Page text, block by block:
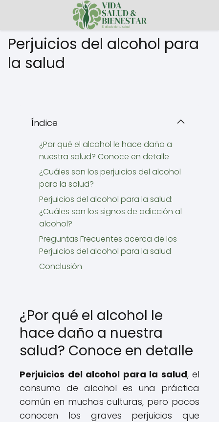
Perjuicios del alcohol para
la salud
Índice
¿Por qué el alcohol le hace daño a
nuestra salud? Conoce en detalle
¿Cuáles son los perjuicios del alcohol
para la salud?
Perjuicios del alcohol para la salud:
¿Cuáles son los signos de adicción al
alcohol?
Preguntas Frecuentes acerca de los
Perjuicios del alcohol para la salud
Conclusión
¿Por qué el alcohol le
hace daño a nuestra
salud? Conoce en detalle
Perjuicios del alcohol para la salud, el
consumo de alcohol es una práctica
común en muchas culturas, pero pocos
conocen los graves perjuicios que